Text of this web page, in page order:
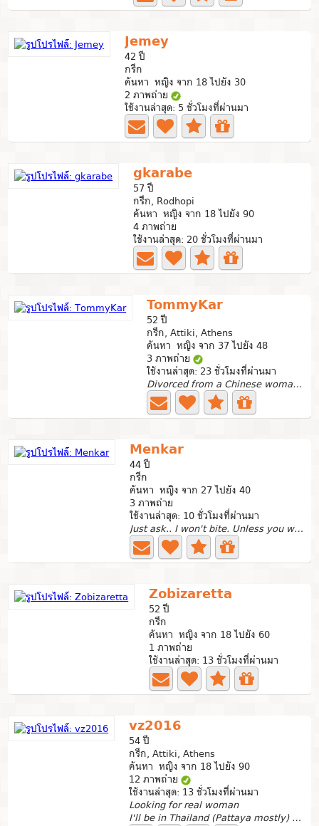
Jemey
42 ปี
กรีก
ค้นหา หญิง จาก 18 ไปยัง 30
2 ภาพถ่าย
ใช้งานล่าสุด: 5 ชั่วโมงที่ผ่านมา
gkarabe
57 ปี
กรีก, Rodhopi
ค้นหา หญิง จาก 18 ไปยัง 90
4 ภาพถ่าย
ใช้งานล่าสุด: 20 ชั่วโมงที่ผ่านมา
TommyKar
52 ปี
กรีก, Attiki, Athens
ค้นหา หญิง จาก 37 ไปยัง 48
3 ภาพถ่าย
ใช้งานล่าสุด: 23 ชั่วโมงที่ผ่านมา
Divorced from a Chinese woman, looking for serious...
Menkar
44 ปี
กรีก
ค้นหา หญิง จาก 27 ไปยัง 40
3 ภาพถ่าย
ใช้งานล่าสุด: 10 ชั่วโมงที่ผ่านมา
Just ask.. I won't bite. Unless you want to
Zobizaretta
52 ปี
กรีก
ค้นหา หญิง จาก 18 ไปยัง 60
1 ภาพถ่าย
ใช้งานล่าสุด: 13 ชั่วโมงที่ผ่านมา
vz2016
54 ปี
กรีก, Attiki, Athens
ค้นหา หญิง จาก 18 ไปยัง 90
12 ภาพถ่าย
ใช้งานล่าสุด: 13 ชั่วโมงที่ผ่านมา
Looking for real woman
I'll be in Thailand (Pattaya mostly) in May